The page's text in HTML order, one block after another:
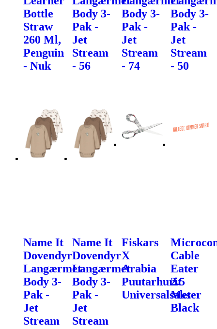
Bottle
Straw
260 Ml,
Penguin
- Nuk
Body 3-
Pak -
Jet
Stream
- 56
Body 3-
Pak -
Jet
Stream
- 74
Body 3-
Pak -
Jet
Stream
- 50
Name It
Dovendyr
Langærmet
Body 3-
Pak -
Jet
Stream
Name It
Dovendyr
Langærmet
Body 3-
Pak -
Jet
Stream
Fiskars
X
Arabia
Puutarhurit
Universalsaks
Cable
Eater
2.5
Meter
Black